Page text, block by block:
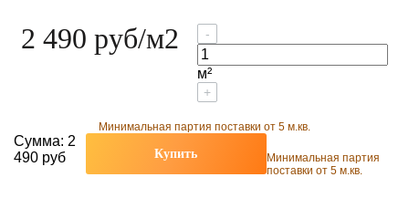
2 490 руб/м2 -
м²
+
Минимальная партия поставки от 5 м.кв.
Сумма: 2
490 руб
Купить
Минимальная партия
поставки от 5 м.кв.